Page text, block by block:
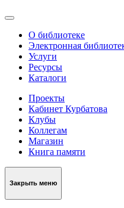
О библиотеке
Электронная
Услуги
Ресурсы
Каталоги
Проекты
Кабинет Курбатова
Клубы
Коллегам
Магазин
Книга памяти
Закрыть меню